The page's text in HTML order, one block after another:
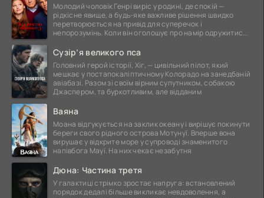
Молодий чоловік Генрі виріс у родині, де спокій —
рідкісне явище, а будь-яке важливе рішення швидко
перетворюється на привід для суперечок і
непорозумінь. Коли він оголошує про намір одружитися,
Сузір’я великого пса
Головний герой історії, Хіг, — цивільний пілот, який
мешкає у постапокаліптичному Колорадо на занедбаній
авіабазі. Разом зі своїм вірним супутником, собакою
Джаспером, та буркотливим, але відданим
Ваяна
Моана відгукується на заклик океану і вирішує покинути
береги свого рідного острова Мотунуї. Вперше вона
вирушає у відкрите море у супроводі знаменитого
напівбога Мауї. На них чекає незабутня
Дюна: Частина третя
У галактиці стрімко зростає напруга: встановлений
порядок дедалі більше викликає невдоволення, а